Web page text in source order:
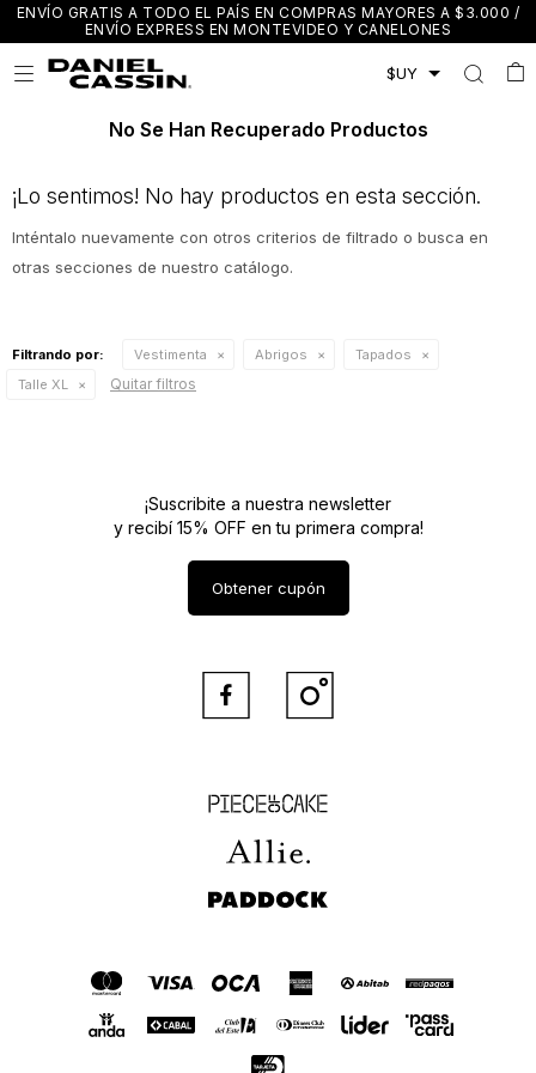
ENVÍO GRATIS A TODO EL PAÍS EN COMPRAS MAYORES A $3.000 /
ENVÍO EXPRESS EN MONTEVIDEO Y CANELONES

No Se Han Recuperado Productos
¡Lo sentimos! No hay productos en esta sección.
Inténtalo nuevamente con otros criterios de filtrado o busca en
otras secciones de nuestro catálogo.
Filtrando por: Vestimenta Abrigos
Tapados
Talle XL
Quitar filtros
Piece of Cake
Allie
Paddock
¡Suscribite a nuestra newsletter
y recibí 15% OFF en tu primera compra!
Obtener cupón
 